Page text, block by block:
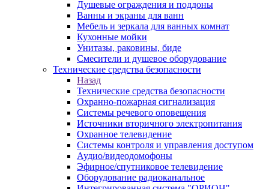
Душевые ограждения и поддоны
Ванны и экраны для ванн
Мебель и зеркала для ванных комнат
Кухонные мойки
Унитазы, раковины, биде
Смесители и душевое оборудование
Технические средства безопасности
Назад
Технические средства безопасности
Охранно-пожарная сигнализация
Системы речевого оповещения
Источники вторичного электропитания
Охранное телевидение
Системы контроля и управления доступом
Аудио/видеодомофоны
Эфирное/спутниковое телевидение
Оборудование радиоканальное